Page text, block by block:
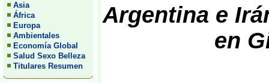
Asia
África
Europa
Ambientales
Economía Global
Salud Sexo Belleza
Titulares Resumen
Argentina e
en